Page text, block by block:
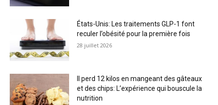
États-Unis: Les traitements GLP-1 font
reculer l’obésité pour la première fois
28 juillet 2026
Il perd 12 kilos en mangeant des gâteaux
et des chips: L’expérience qui bouscule la
nutrition